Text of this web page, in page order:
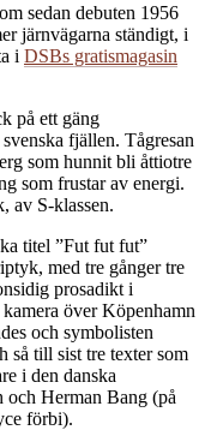
sedan debuten 1956
järnvägarna ständigt, i
i DSBs gratismagasin
på ett gäng
fjällen. Tågresan
som hunnit bli åttiotre
som frustar av energi.
av S-klassen.
titel ”Fut fut fut”
med tre gånger tre
prosadikt i
över Köpenhamn
och symbolisten
så till sist tre texter som
i den danska
och Herman Bang (på
förbi).